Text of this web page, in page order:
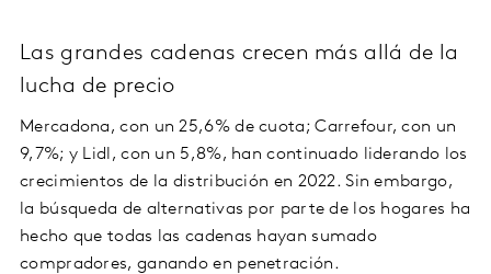
Las grandes cadenas crecen más allá de la
lucha de precio
Mercadona, con un 25,6% de cuota; Carrefour, con un
9,7%; y Lidl, con un 5,8%, han continuado liderando los
crecimientos de la distribución en 2022. Sin embargo,
la búsqueda de alternativas por parte de los hogares ha
hecho que todas las cadenas hayan sumado
compradores, ganando en penetración.